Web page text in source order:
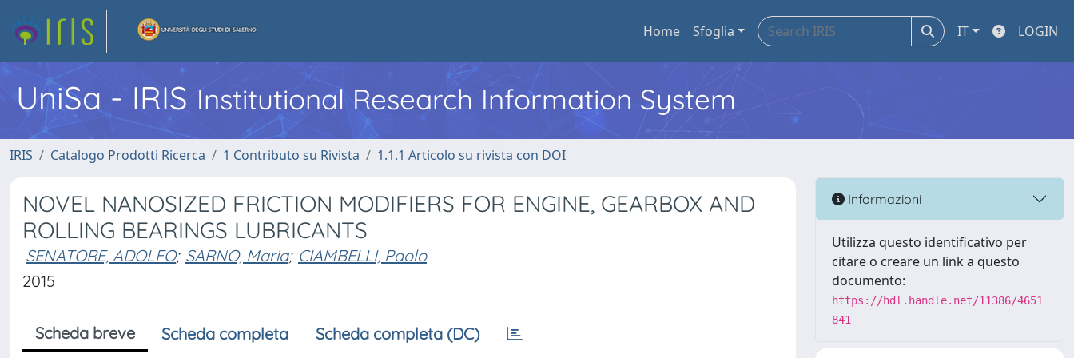
Home Sfoglia IT LOGIN
UniSa - IRIS Institutional Research Information System
IRIS Catalogo Prodotti Ricerca 1 Contributo su Rivista 1.1.1 Articolo su rivista con DOI
NOVEL NANOSIZED FRICTION MODIFIERS FOR ENGINE, GEARBOX AND
ROLLING BEARINGS LUBRICANTS
SENATORE, ADOLFO; SARNO, Maria; CIAMBELLI, Paolo
2015
Scheda breve Scheda completa Scheda completa (DC)
Informazioni
Utilizza questo identificativo per
citare o creare un link a questo
documento:
https://hdl.handle.net/11386/4651
841